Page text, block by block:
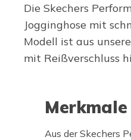
Die Skechers
Jogginghose mit
Modell ist aus
mit Reißverschluss
Merkmale
Aus der Skechers